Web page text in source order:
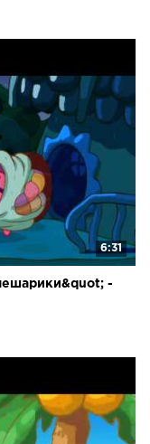
6:31
-